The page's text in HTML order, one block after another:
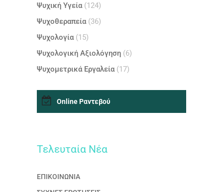
Ψυχική Υγεία (124)
Ψυχοθεραπεία (36)
Ψυχολογία (15)
Ψυχολογική Αξιολόγηση (6)
Ψυχομετρικά Εργαλεία (17)
Online Ραντεβού
Τελευταία Nέα
ΕΠΙΚΟΙΝΩΝΙΑ